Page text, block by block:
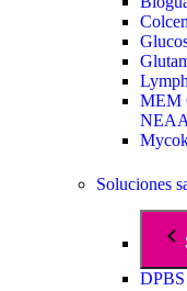
MEM
NEAA
Soluciones
DPBS